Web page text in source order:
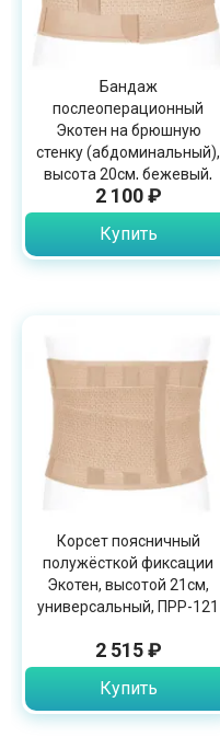
Бандаж
послеоперационный
Экотен на брюшную
стенку (абдоминальный),
высота 20см, бежевый,
ПО-20/1
2 100 ₽
Купить
Корсет поясничный
полужёсткой фиксации
Экотен, высотой 21см,
универсальный, ПРР-121
2 515 ₽
Купить